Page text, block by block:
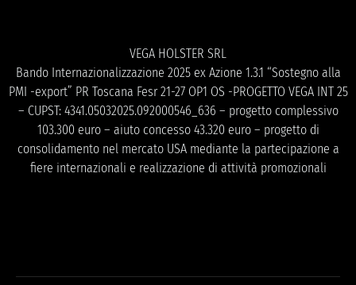
VEGA HOLSTER SRL
Bando Internazionalizzazione 2025 ex Azione 1.3.1 “Sostegno alla
PMI -export” PR Toscana Fesr 21-27 OP1 OS -PROGETTO VEGA INT 25
– CUPST: 4341.05032025.092000546_636 – progetto complessivo
103.300 euro – aiuto concesso 43.320 euro – progetto di
consolidamento nel mercato USA mediante la partecipazione a
fiere internazionali e realizzazione di attività promozionali